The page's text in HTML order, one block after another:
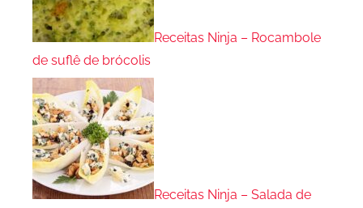
Receitas Ninja – Rocambole
de suflê de brócolis
Receitas Ninja – Salada de